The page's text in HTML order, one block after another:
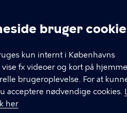
bruger
kun internt i Københavns
fx videoer og kort på
brugeroplevelse. For at
acceptere nødvendige cookies.
her